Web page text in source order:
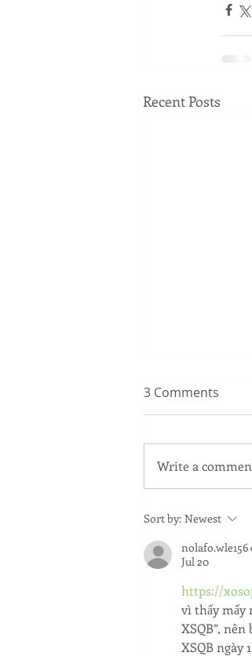
Recent Posts
Sip Smarter
Sustainable
Protect the
3 Comments
Write a
Sort by: Newest
Jul 20
https://
vì thấy mấy
XSQB”,
XSQB ngày